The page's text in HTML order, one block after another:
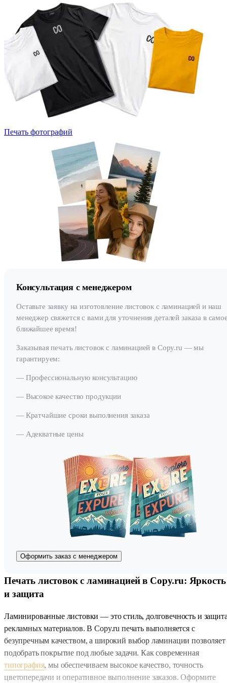
Печать фотографий
Консультация с менеджером
Оставьте заявку на изготовление листовок с ламинацией и наш
менеджер свяжется с вами для уточнения деталей заказа в
ближайшее время!
Заказывая печать листовок с ламинацией в Copy.ru — мы
гарантируем:
— Профессиональную консультацию
— Высокое качество продукции
— Кратчайшие сроки выполнения заказа
— Адекватные цены
Оформить заказ с менеджером
Печать листовок с ламинацией в Copy.ru: Яркость
и защита
Ламинированные листовки — это стиль, долговечность и
рекламных материалов. В Copy.ru печать выполняется с
безупречным качеством, а широкий выбор ламинации позволяет
подобрать покрытие под любые задачи. Как современная
типография, мы обеспечиваем высокое качество, точность
цветопередачи и оперативное выполнение заказов. Оформите